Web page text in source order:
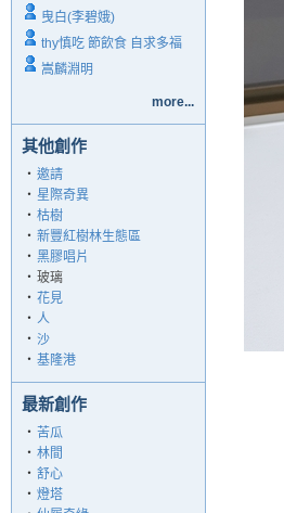
曳白(李碧娥)
thy慎吃 節飲食 自求多福
嵩麟淵明
more...
其他創作
‧ 邀請
‧ 星際奇異
‧ 枯樹
‧ 新豐紅樹林生態區
‧ 黑膠唱片
‧ 玻璃
‧ 花見
‧ 人
‧ 沙
‧ 基隆港
最新創作
‧ 苦瓜
‧ 林間
‧ 舒心
‧ 燈塔